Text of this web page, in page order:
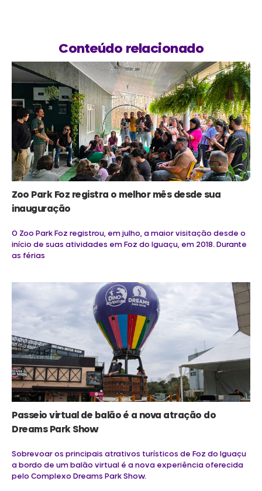
Conteúdo relacionado
Zoo Park Foz registra o melhor mês desde sua
inauguração
O Zoo Park Foz registrou, em julho, a maior visitação desde o
início de suas atividades em Foz do Iguaçu, em 2018. Durante
as férias
Passeio virtual de balão é a nova atração do
Dreams Park Show
Sobrevoar os principais atrativos turísticos de Foz do Iguaçu
a bordo de um balão virtual é a nova experiência oferecida
pelo Complexo Dreams Park Show.